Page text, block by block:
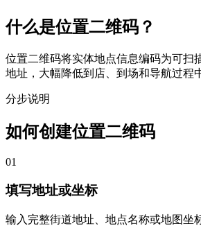
什么是位置二维码？
位置二维码将实体地点信息编码为可扫
地址，大幅降低到店、到场和导航过程
分步说明
如何创建位置二维码
01
填写地址或坐标
输入完整街道地址、地点名称或地图坐